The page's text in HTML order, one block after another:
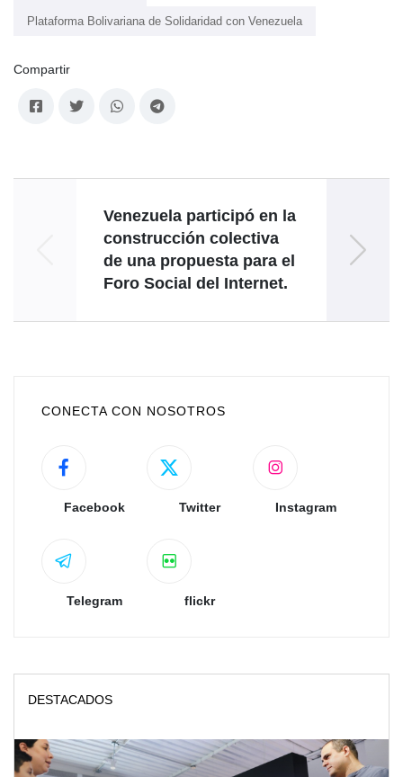
Plataforma Bolivariana de Solidaridad con Venezuela
Compartir
Venezuela participó en la
construcción colectiva
de una propuesta para el
Foro Social del Internet.
CONECTA CON NOSOTROS
Facebook Twitter Instagram
Telegram flickr
DESTACADOS